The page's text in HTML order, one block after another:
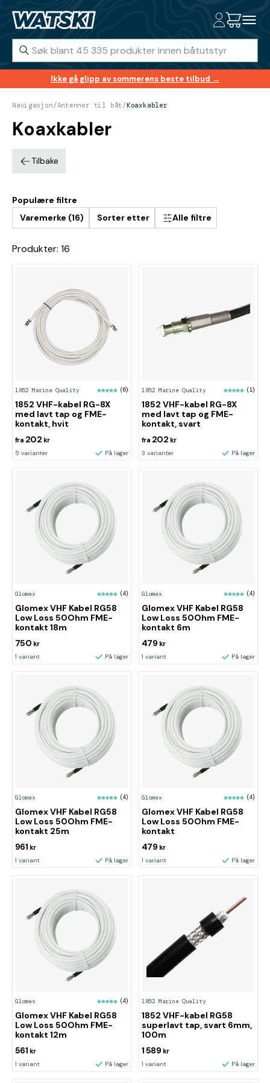
Ikke gå glipp av sommerens beste tilbud →
Navigasjon/Antenner til båt /Koaxkabler
Koaxkabler
Tilbake
Populære filtre
Varemerke (16)
Sorter etter Alle filtre
Produkter: 16
1852 Marine Quality (6)
1852 VHF-kabel RG-8X
med lavt tap og FME-
kontakt, hvit
fra 202 kr
5 varianter På lager
1852 Marine Quality (1)
1852 VHF-kabel RG-8X
med lavt tap og FME-
kontakt, svart
fra 202 kr
3 varianter På lager
Glomex (4)
Glomex VHF Kabel RG58
Low Loss 50Ohm FME-
kontakt 18m
750 kr
1 variant På lager
Glomex (4)
Glomex VHF Kabel RG58
Low Loss 50Ohm FME-
kontakt 6m
479 kr
1 variant På lager
Glomex (4)
Glomex VHF Kabel RG58
Low Loss 50Ohm FME-
kontakt 25m
961 kr
1 variant På lager
Glomex (4)
Glomex VHF Kabel RG58
Low Loss 50Ohm FME-
kontakt
479 kr
1 variant På lager
Glomex (4)
Glomex VHF Kabel RG58
Low Loss 50Ohm FME-
kontakt 12m
561 kr
1 variant På lager
1852 Marine Quality
1852 VHF-kabel RG58
superlavt tap, svart 6mm,
100m
1 589 kr
1 variant På lager